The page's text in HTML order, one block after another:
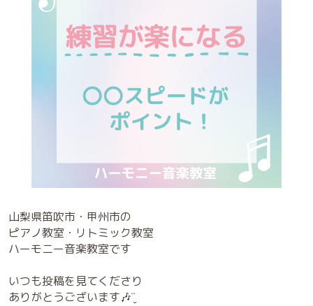
山梨県笛吹市・甲州市の
ピアノ教室・リトミック教室
ハーモニー音楽教室です
いつも投稿を見てくださり
ありがとうございます🎶¨̮